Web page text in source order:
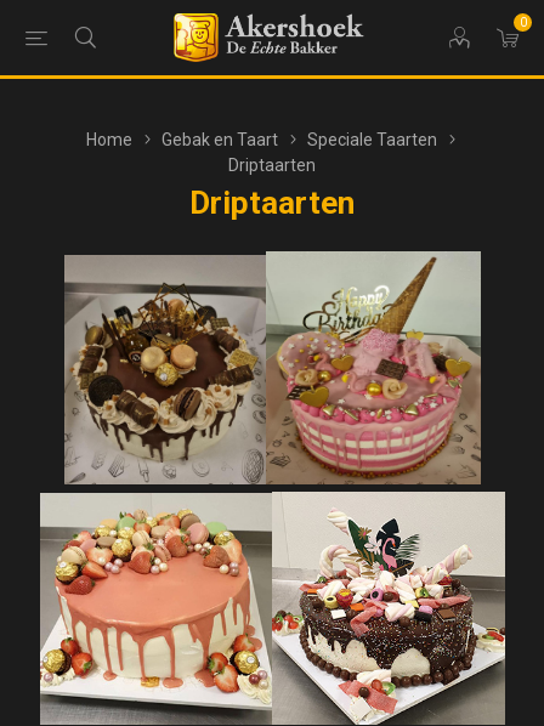
0
Home Gebak en Taart
Speciale Taarten
Driptaarten
Driptaarten